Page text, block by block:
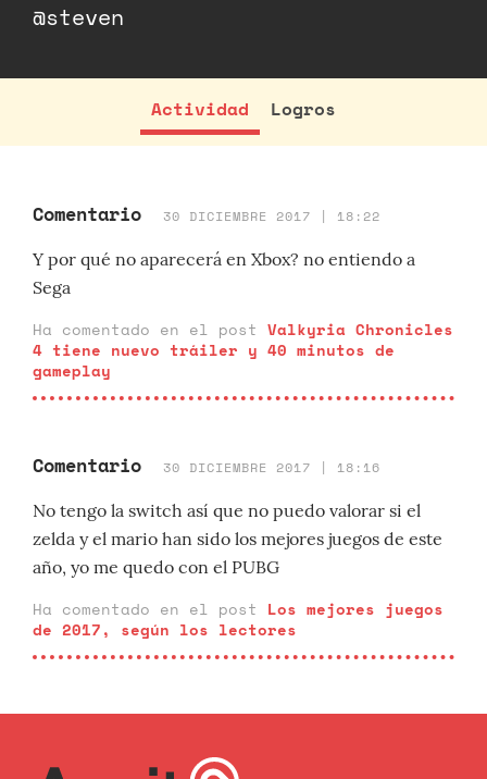
@steven
Actividad Logros
Comentario 30 DICIEMBRE 2017 | 18:22
Y por qué no aparecerá en Xbox? no entiendo a
Sega
Ha comentado en el post Valkyria Chronicles
4 tiene nuevo tráiler y 40 minutos de
gameplay
Comentario 30 DICIEMBRE 2017 | 18:16
No tengo la switch así que no puedo valorar si el
zelda y el mario han sido los mejores juegos de este
año, yo me quedo con el PUBG
Ha comentado en el post Los mejores juegos
de 2017, según los lectores